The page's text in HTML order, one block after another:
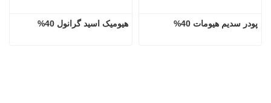
هیومیک اسید گرانول 40% پودر سدیم هیومات 40%